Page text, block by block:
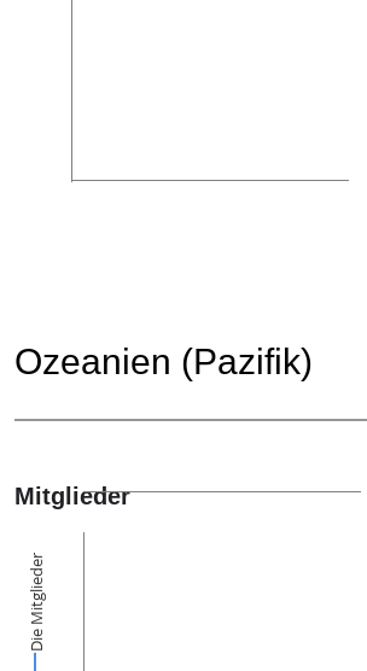
Ozeanien (Pazifik)
Mitglieder
Die Mitglieder